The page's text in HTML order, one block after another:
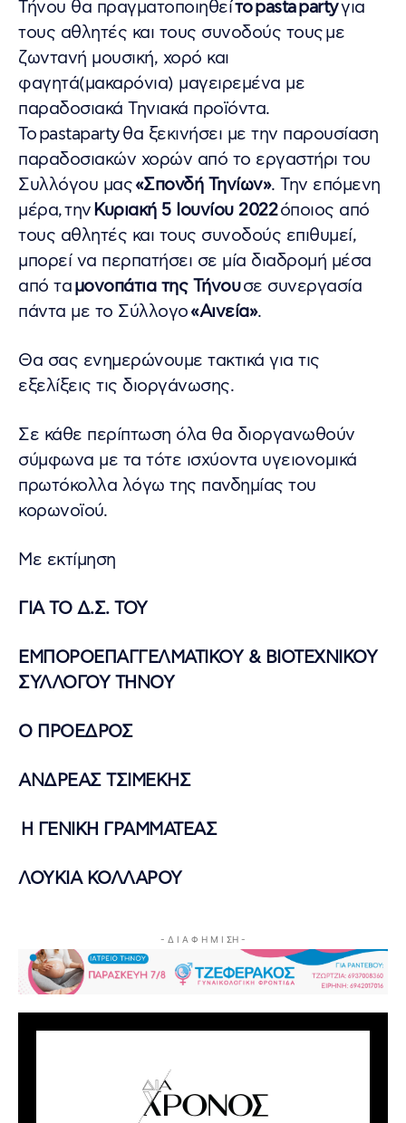
Τήνου θα πραγματοποιηθείτοpastapartyγια
τους αθλητές και τους συνοδούς τους με
ζωντανή μουσική, χορό και
φαγητά(μακαρόνια) μαγειρεμένα με
παραδοσιακά Τηνιακά προϊόντα.
Το pastaparty θα ξεκινήσει με την παρουσίαση
παραδοσιακών χορών από το εργαστήρι του
Συλλόγου μας«Σπονδή Τηνίων». Την επόμενη
μέρα, τηνΚυριακή 5 Ιουνίου 2022όποιος από
τους αθλητές και τους συνοδούς επιθυμεί,
μπορεί να περπατήσει σε μία διαδρομή μέσα
από ταμονοπάτια της Τήνουσε συνεργασία
πάντα με το Σύλλογο«Αινεία».
​Θα σας ενημερώνουμε τακτικά για τις
εξελίξεις τις διοργάνωσης.
Σε κάθε περίπτωση όλα θα διοργανωθούν
σύμφωνα με τα τότε ισχύοντα υγειονομικά
πρωτόκολλα λόγω της πανδημίας του
κορωνοϊού.
Με εκτίμηση
ΓΙΑ ΤΟ Δ.Σ. ΤΟΥ
ΕΜΠΟΡΟΕΠΑΓΓΕΛΜΑΤΙΚΟΥ & ΒΙΟΤΕΧΝΙΚΟΥ
ΣΥΛΛΟΓΟΥ ΤΗΝΟΥ
Ο ΠΡΟΕΔΡΟΣ
ΑΝΔΡΕΑΣ ΤΣΙΜΕΚΗΣ
Η ΓΕΝΙΚΗ ΓΡΑΜΜΑΤΕΑΣ
ΛΟΥΚΙΑ ΚΟΛΛΑΡΟΥ
- Δ Ι Α Φ Η Μ Ι ΣΗ -